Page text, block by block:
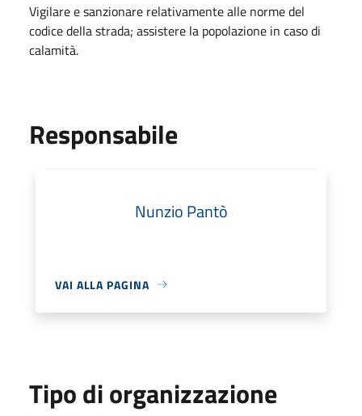
Vigilare e sanzionare relativamente alle norme del
codice della strada; assistere la popolazione in caso di
calamità.
Responsabile
Nunzio Pantò
VAI ALLA PAGINA
Tipo di organizzazione